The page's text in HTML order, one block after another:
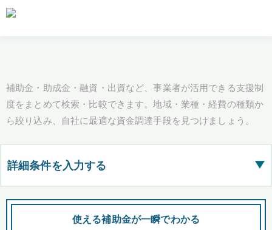
補助金・助成金・融資・出資など、事業者が活用できる支援制
度をまとめて検索・比較できます。地域・業種・経費の種類か
ら絞り込み、自社に最適な資金調達手段を見つけましょう。
詳細条件を入力する ▶
都道府県
使える補助金が一瞬でわかる